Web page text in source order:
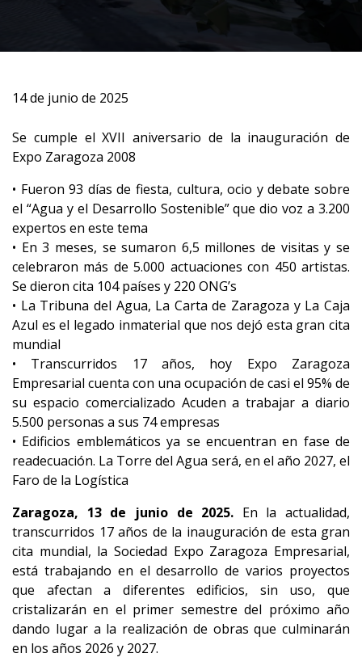
14 de junio de 2025
Se cumple el XVII aniversario de la inauguración de
Expo Zaragoza 2008
• Fueron 93 días de fiesta, cultura, ocio y debate sobre
el “Agua y el Desarrollo Sostenible” que dio voz a 3.200
expertos en este tema
• En 3 meses, se sumaron 6,5 millones de visitas y se
celebraron más de 5.000 actuaciones con 450 artistas.
Se dieron cita 104 países y 220 ONG’s
• La Tribuna del Agua, La Carta de Zaragoza y La Caja
Azul es el legado inmaterial que nos dejó esta gran cita
mundial
• Transcurridos 17 años, hoy Expo Zaragoza
Empresarial cuenta con una ocupación de casi el 95% de
su espacio comercializado Acuden a trabajar a diario
5.500 personas a sus 74 empresas
• Edificios emblemáticos ya se encuentran en fase de
readecuación. La Torre del Agua será, en el año 2027, el
Faro de la Logística
Zaragoza, 13 de junio de 2025. En la actualidad,
transcurridos 17 años de la inauguración de esta gran
cita mundial, la Sociedad Expo Zaragoza Empresarial,
está trabajando en el desarrollo de varios proyectos
que afectan a diferentes edificios, sin uso, que
cristalizarán en el primer semestre del próximo año
dando lugar a la realización de obras que culminarán
en los años 2026 y 2027.